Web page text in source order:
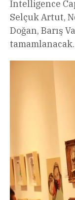
Intelligence
Selçuk Artut,
Doğan, Barış
tamamlanacak.